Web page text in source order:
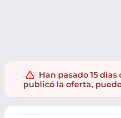
Han pasado 15
publicó la oferta,